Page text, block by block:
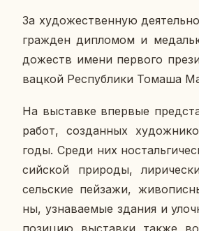
За ху­до­же­ствен­ную
граж­ден ди­пло­мом и
до­жеств имени пер­во­го
вац­кой Рес­пуб­ли­ки Томаша
На вы­став­ке впер­вые
работ, со­здан­ных
годы. Среди них
сий­ской при­ро­ды,
сель­ские пей­за­жи,
ны, узна­ва­е­мые здания и
по­зи­цию вы­став­ки также